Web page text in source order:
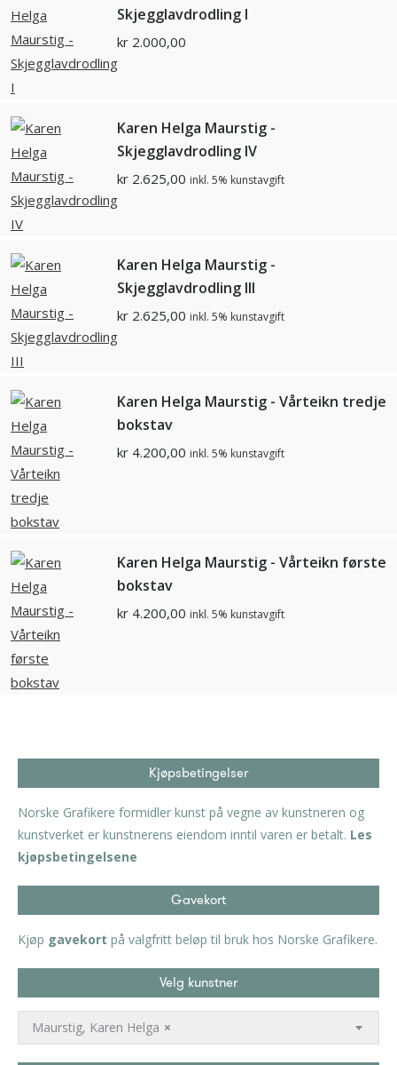
Skjegglavdrodling I
kr 2.000,00
Karen Helga Maurstig -
Skjegglavdrodling IV
kr 2.625,00 inkl. 5% kunstavgift
Karen Helga Maurstig -
Skjegglavdrodling III
kr 2.625,00 inkl. 5% kunstavgift
Karen Helga Maurstig - Vårteikn tredje
bokstav
kr 4.200,00 inkl. 5% kunstavgift
Karen Helga Maurstig - Vårteikn første
bokstav
kr 4.200,00 inkl. 5% kunstavgift
Kjøpsbetingelser
Norske Grafikere formidler kunst på vegne av kunstneren og
kunstverket er kunstnerens eiendom inntil varen er betalt. Les
kjøpsbetingelsene
Gavekort
Kjøp gavekort på valgfritt beløp til bruk hos Norske Grafikere.
Velg kunstner
×
Maurstig, Karen Helga